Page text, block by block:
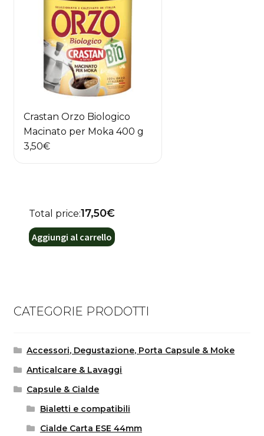
Crastan Orzo Biologico
Macinato per Moka 400 g
3,50€
Total price:17,50€
Aggiungi al carrello
CATEGORIE PRODOTTI
Accessori, Degustazione, Porta Capsule & Moke
Anticalcare & Lavaggi
Capsule & Cialde
Bialetti e compatibili
Cialde Carta ESE 44mm